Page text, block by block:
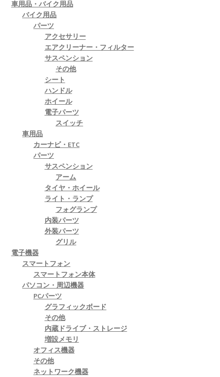
車用品・バイク用品
バイク用品
パーツ
アクセサリー
エアクリーナー・フィルター
サスペンション
その他
シート
ハンドル
ホイール
電子パーツ
スイッチ
車用品
カーナビ・ETC
パーツ
サスペンション
アーム
タイヤ・ホイール
ライト・ランプ
フォグランプ
内装パーツ
外装パーツ
グリル
電子機器
スマートフォン
スマートフォン本体
パソコン・周辺機器
PCパーツ
グラフィックボード
その他
内蔵ドライブ・ストレージ
増設メモリ
オフィス機器
その他
ネットワーク機器